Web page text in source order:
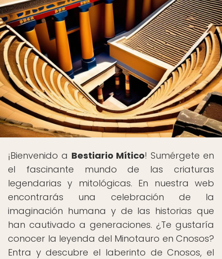
¡Bienvenido a Bestiario Mítico! Sumérgete en
el fascinante mundo de las criaturas
legendarias y mitológicas. En nuestra web
encontrarás una celebración de la
imaginación humana y de las historias que
han cautivado a generaciones. ¿Te gustaría
conocer la leyenda del Minotauro en Cnosos?
Entra y descubre el laberinto de Cnosos, el